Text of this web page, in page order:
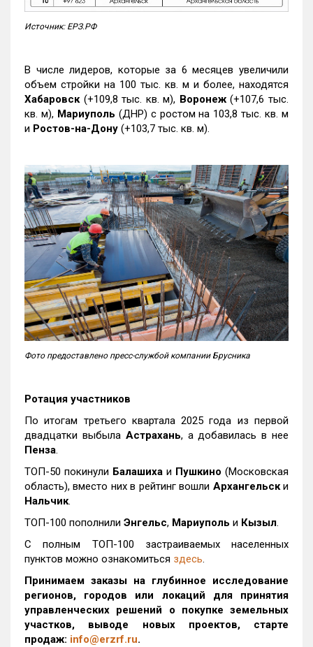
Источник: ЕРЗ.РФ
В числе лидеров, которые за 6 месяцев увеличили
объем стройки на 100 тыс. кв. м и более, находятся
Хабаровск (+109,8 тыс. кв. м), Воронеж(+107,6 тыс.
кв. м), Мариуполь (ДНР) с ростом на 103,8 тыс. кв. м
и Ростов-на-Дону (+103,7 тыс. кв. м).
Фото предоставлено пресс-службой компании Брусника
Ротация участников
По итогам третьего квартала 2025 года из первой
двадцатки выбыла Астрахань, а добавилась в нее
Пенза.
ТОП-50 покинули Балашиха и Пушкино (Московская
область), вместо них в рейтинг вошли Архангельски
Нальчик.
ТОП-100 пополнили Энгельс, Мариуполь и Кызыл.
С полным ТОП-100 застраиваемых населенных
пунктов можно ознакомиться здесь.
Принимаем заказы на глубинное исследование
регионов, городов или локаций для принятия
управленческих решений о покупке земельных
участков, выводе новых проектов, старте
продаж: info@erzrf.ru.